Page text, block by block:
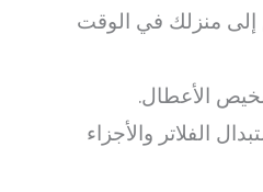
منزلك في الوقت
الأعطال.
الفلاتر والأجزاء